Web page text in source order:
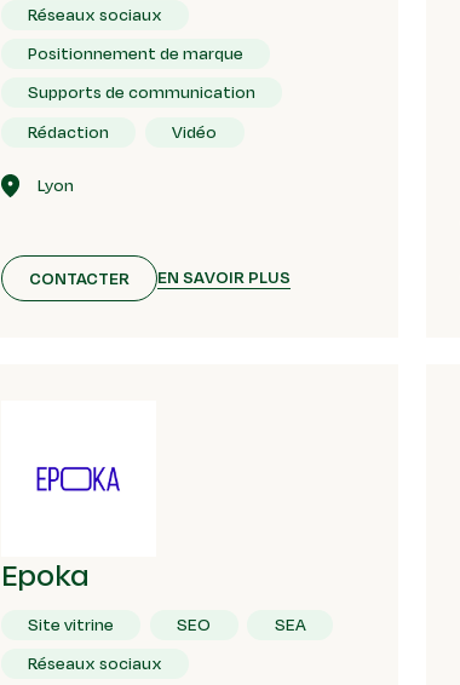
Réseaux sociaux
Positionnement de marque
Supports de communication
Rédaction
Vidéo
Lyon
CONTACTER EN SAVOIR PLUS
Epoka
Site vitrine SEO
SEA
Réseaux sociaux